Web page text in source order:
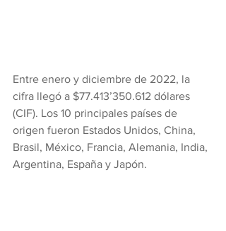
Entre enero y diciembre de 2022, la
cifra llegó a $77.413’350.612 dólares
(CIF). Los 10 principales países de
origen fueron Estados Unidos, China,
Brasil, México, Francia, Alemania, India,
Argentina, España y Japón.